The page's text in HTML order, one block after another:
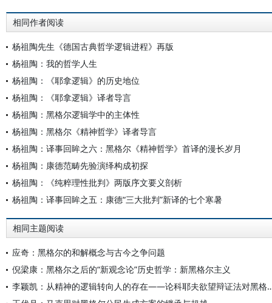
相同作者阅读
杨祖陶先生《德国古典哲学逻辑进程》再版
杨祖陶：我的哲学人生
杨祖陶：《耶拿逻辑》的历史地位
杨祖陶：《耶拿逻辑》译者导言
杨祖陶：黑格尔逻辑学中的主体性
杨祖陶：黑格尔《精神哲学》译者导言
杨祖陶：译事回眸之六：黑格尔《精神哲学》首译的漫长岁月
杨祖陶：康德范畴先验演绎构成初探
杨祖陶：《纯粹理性批判》两版序文要义剖析
杨祖陶：译事回眸之五：康德“三大批判”新译的七个寒暑
相同主题阅读
应奇：黑格尔的和解概念与古今之争问题
倪梁康：黑格尔之后的“新观念论”历史哲学：新黑格尔主义
李颖凯：从精神的逻辑转向人的存